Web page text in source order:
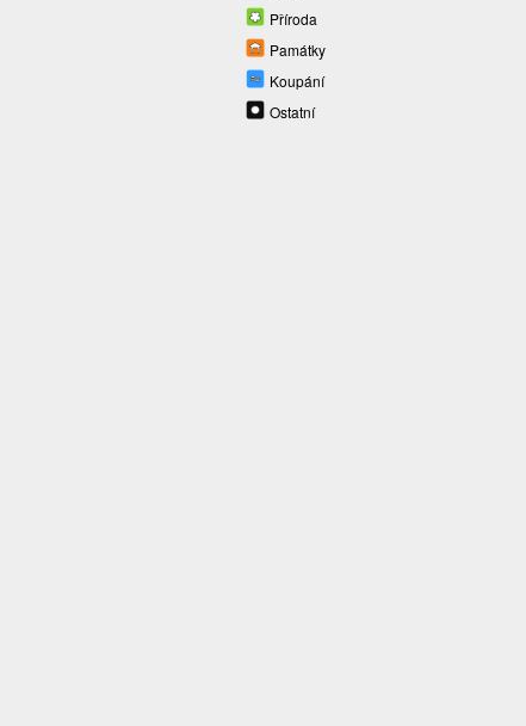
Příroda
Památky
Koupání
Ostatní